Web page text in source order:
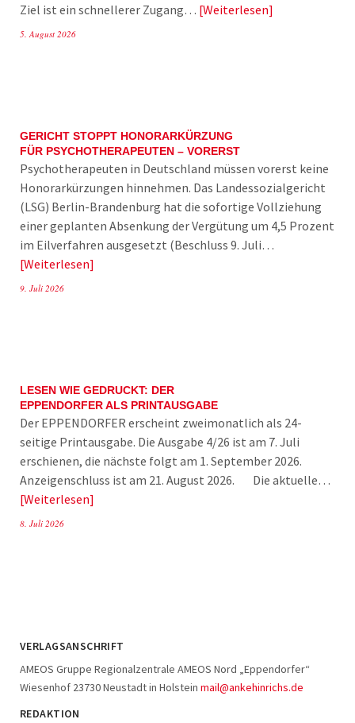
Ziel ist ein schnellerer Zugang… Weiterlesen
5. August 2026
GERICHT STOPPT HONORARKÜRZUNG
FÜR PSYCHOTHERAPEUTEN – VORERST
Psychotherapeuten in Deutschland müssen vorerst keine
Honorarkürzungen hinnehmen. Das Landessozialgericht
(LSG) Berlin-Brandenburg hat die sofortige Vollziehung
einer geplanten Absenkung der Vergütung um 4,5 Prozent
im Eilverfahren ausgesetzt (Beschluss 9. Juli…
Weiterlesen
9. Juli 2026
LESEN WIE GEDRUCKT: DER
EPPENDORFER ALS PRINTAUSGABE
Der EPPENDORFER erscheint zweimonatlich als 24-
seitige Printausgabe. Die Ausgabe 4/26 ist am 7. Juli
erschienen, die nächste folgt am 1. September 2026.
Anzeigenschluss ist am 21. August 2026. Die aktuelle…
Weiterlesen
8. Juli 2026
VERLAGSANSCHRIFT
AMEOS Gruppe Regionalzentrale AMEOS Nord „Eppendorfer“
Wiesenhof 23730 Neustadt in Holstein mail@ankehinrichs.de
REDAKTION